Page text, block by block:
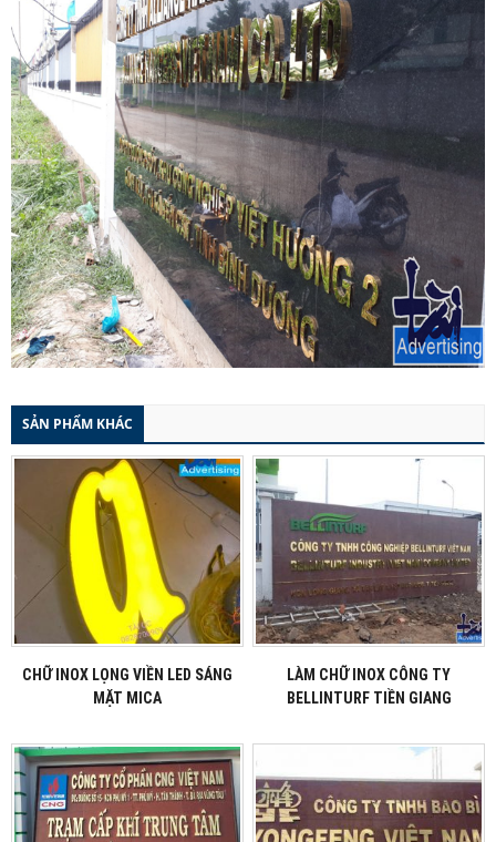
SẢN PHẨM KHÁC
CHỮ INOX LỌNG VIỀN LED SÁNG
MẶT MICA
LÀM CHỮ INOX CÔNG TY
BELLINTURF TIỀN GIANG